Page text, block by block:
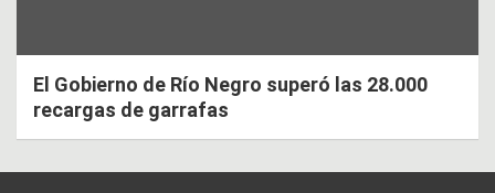
El Gobierno de Río Negro superó las 28.000
recargas de garrafas